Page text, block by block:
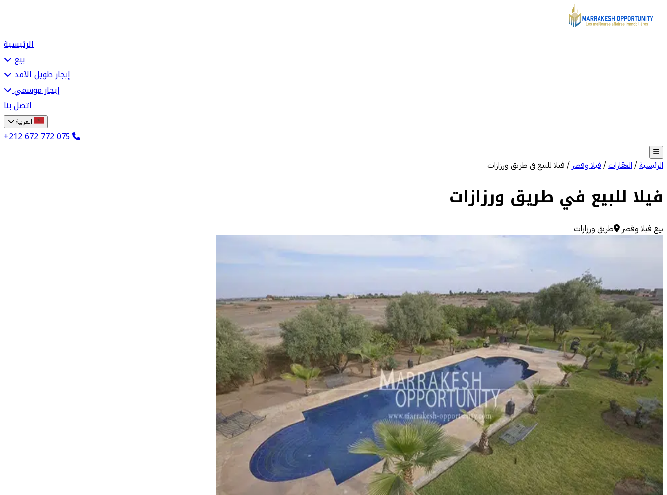
الرئيسية
بيع
إيجار طويل الأمد
إيجار موسمي
اتصل بنا
العربية
+212 672 772 075
الرئيسية/العقارات/فيلا وقصر / فيلا للبيع في طريق ورزازات
فيلا للبيع في طريق ورزازات
بيع فيلا وقصر طريق ورزازات